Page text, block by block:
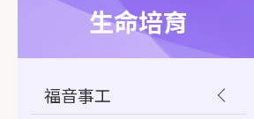
生命培育
福音事工